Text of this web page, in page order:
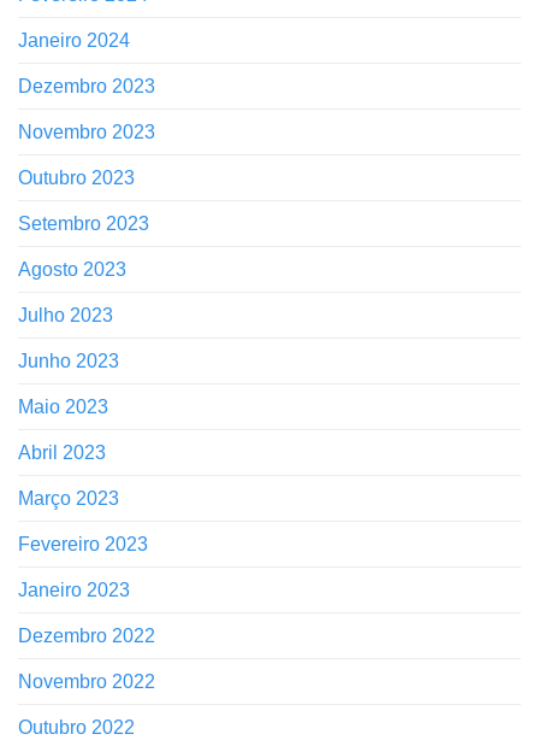
Janeiro 2024
Dezembro 2023
Novembro 2023
Outubro 2023
Setembro 2023
Agosto 2023
Julho 2023
Junho 2023
Maio 2023
Abril 2023
Março 2023
Fevereiro 2023
Janeiro 2023
Dezembro 2022
Novembro 2022
Outubro 2022